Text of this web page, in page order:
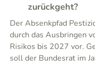
zurückgeht?
Der Absenkpfad
durch das Ausbringen
Risikos bis 2027 vor.
soll der Bundesrat im